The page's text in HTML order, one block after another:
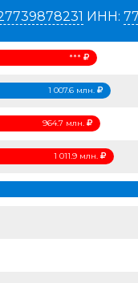
Summer infant
ИНН:
***
1 007.6 млн.
964.7 млн.
1 011.9 млн.